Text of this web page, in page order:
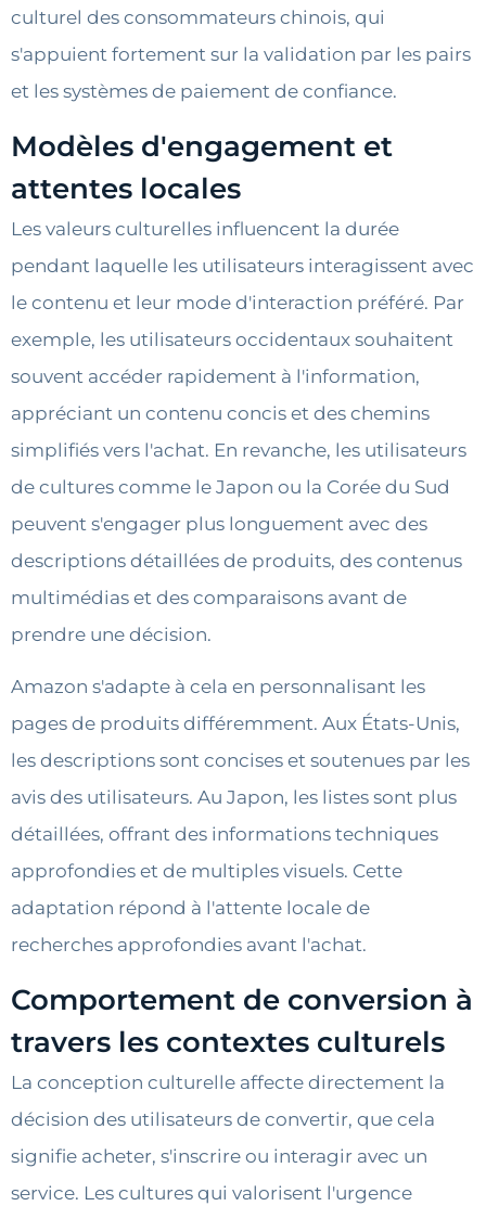
culturel des consommateurs chinois, qui
s'appuient fortement sur la validation par les pairs
et les systèmes de paiement de confiance.
Modèles d'engagement et
attentes locales
Les valeurs culturelles influencent la durée
pendant laquelle les utilisateurs interagissent avec
le contenu et leur mode d'interaction préféré. Par
exemple, les utilisateurs occidentaux souhaitent
souvent accéder rapidement à l'information,
appréciant un contenu concis et des chemins
simplifiés vers l'achat. En revanche, les utilisateurs
de cultures comme le Japon ou la Corée du Sud
peuvent s'engager plus longuement avec des
descriptions détaillées de produits, des contenus
multimédias et des comparaisons avant de
prendre une décision.
Amazon s'adapte à cela en personnalisant les
pages de produits différemment. Aux États-Unis,
les descriptions sont concises et soutenues par les
avis des utilisateurs. Au Japon, les listes sont plus
détaillées, offrant des informations techniques
approfondies et de multiples visuels. Cette
adaptation répond à l'attente locale de
recherches approfondies avant l'achat.
Comportement de conversion à
travers les contextes culturels
La conception culturelle affecte directement la
décision des utilisateurs de convertir, que cela
signifie acheter, s'inscrire ou interagir avec un
service. Les cultures qui valorisent l'urgence